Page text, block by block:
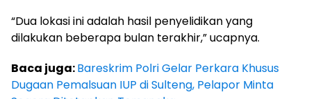
“Dua lokasi ini adalah hasil penyelidikan yang
dilakukan beberapa bulan terakhir,” ucapnya.
Baca juga:Bareskrim Polri Gelar Perkara Khusus
Dugaan Pemalsuan IUP di Sulteng, Pelapor Minta